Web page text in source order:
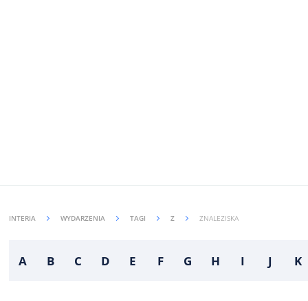
INTERIA WYDARZENIA TAGI Z ZNALEZISKA
A B C D E F G H I J K